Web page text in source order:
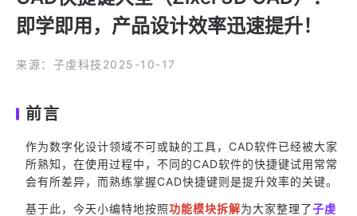
即学即用，产品设计效率迅速提升！
来源：子虔科技 2025-10-17
前言
作为数字化设计领域不可或缺的工具，CAD软件已经被大家
所熟知，在使用过程中，不同的CAD软件的快捷键试用常常
会有所差异，而熟练掌握CAD快捷键则是提升效率的关键。
基于此，今天小编特地按照功能模块拆解为大家整理了子虔